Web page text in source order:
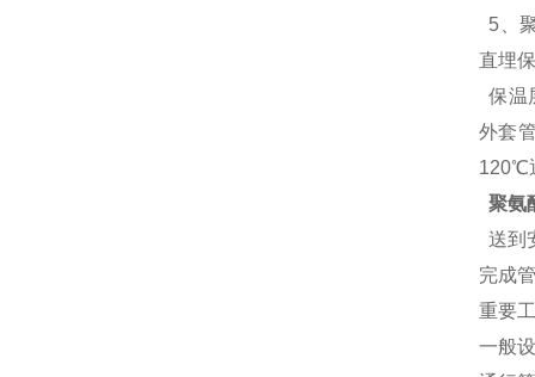
5、
直埋
保温
外套
120℃
聚氨
送到
完成
重要
一般